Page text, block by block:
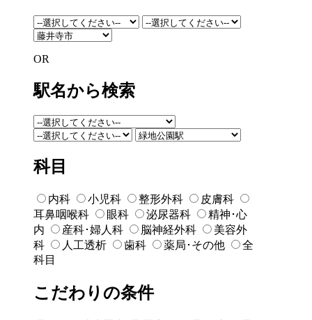
OR
駅名から検索
科目
内科 小児科 整形外科
皮膚科
耳鼻咽喉科
眼科 泌尿器科
精神･心
内
産科･婦人科 脳神経外科
美容外
科
人工透析 歯科 薬局･その他
全
科目
こだわりの条件